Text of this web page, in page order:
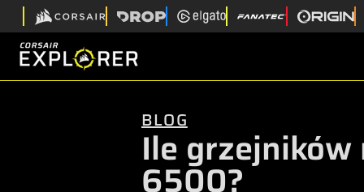
BLOG
Ile grzejników
6500?